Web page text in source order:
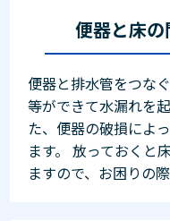
便器と床
便器と排水管をつな
等ができて水漏れを
た、便器の破損によ
ます。 放っておくと
ますので、お困りの